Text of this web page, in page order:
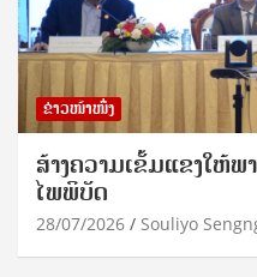
ຂ່າວໜ້າໜຶ່ງ
ສ້າງຄວາມເຂັ້ມແຂງໃຫ້
ໄພພິບັດ
28/07/2026 Souliyo